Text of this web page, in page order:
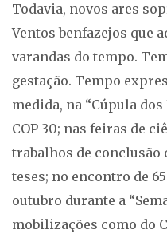
Todavia, novos ares
Ventos benfazejos que
varandas do tempo.
gestação. Tempo
medida, na “Cúpula
COP 30; nas feiras de
trabalhos de conclusão
teses; no encontro de
outubro durante a
mobilizações como do